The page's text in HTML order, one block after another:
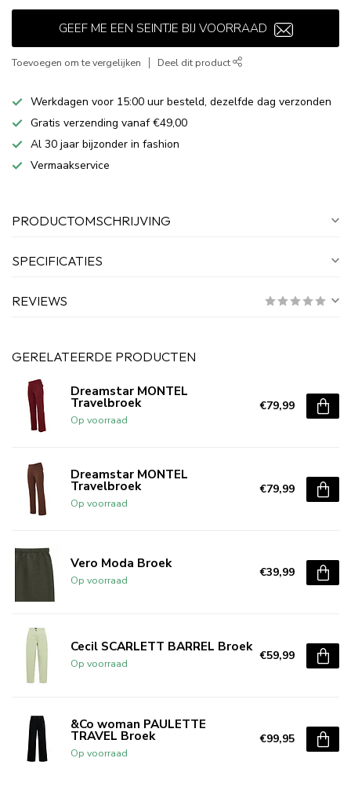
GEEF ME EEN SEINTJE BIJ VOORRAAD
Toevoegen om te vergelijken Deel dit product
Werkdagen voor 15:00 uur besteld, dezelfde dag verzonden
Gratis verzending vanaf €49,00
Al 30 jaar bijzonder in fashion
Vermaakservice
PRODUCTOMSCHRIJVING
SPECIFICATIES
REVIEWS
GERELATEERDE PRODUCTEN
Dreamstar MONTEL
Travelbroek
Op voorraad
€79,99
Dreamstar MONTEL
Travelbroek
Op voorraad
€79,99
Vero Moda Broek
Op voorraad
€39,99
Cecil SCARLETT BARREL Broek
Op voorraad
€59,99
&Co woman PAULETTE
TRAVEL Broek
Op voorraad
€99,95